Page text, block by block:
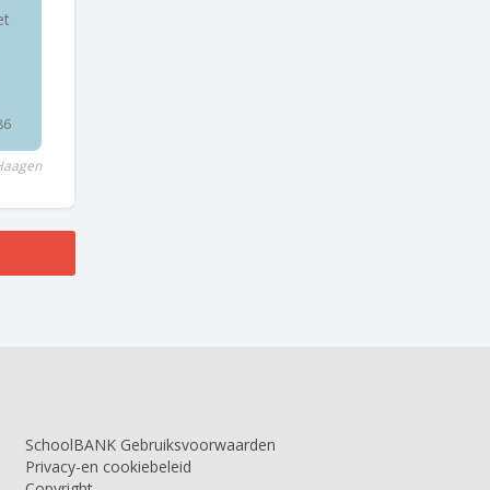
SchoolBANK Gebruiksvoorwaarden
Privacy-en cookiebeleid